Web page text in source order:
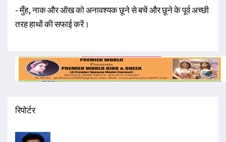
- मुँह, नाक और ऑख को अनावश्यक छूने से बचें और छूने के पूर्व अच्छी
तरह हाथों की सफाई करें।
रिपोर्टर